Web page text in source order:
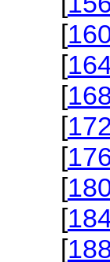
[
[
[
[
[
[
[
[